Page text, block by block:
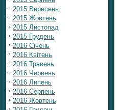
2015 Вересень
2015 Жовтень
2015 Листопад
2015 Грудень
2016 Січень
2016 Квітень
2016 Травень
2016 Червень
2016 Липень
2016 Серпень
2016 Жовтень